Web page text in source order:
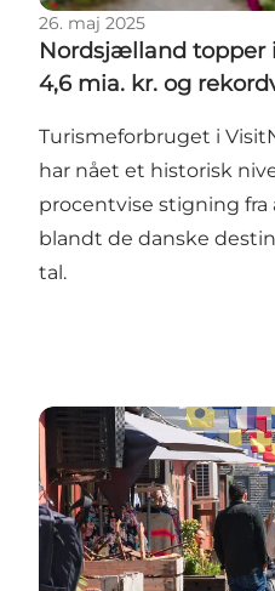
26. maj 2025
Nordsjælland
4,6 mia. kr. og
Turismeforbruget i
har nået et historisk
procentvise stigning fra
blandt de danske
tal.
Turismerekord i